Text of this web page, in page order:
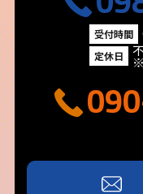
受付時間
定休日